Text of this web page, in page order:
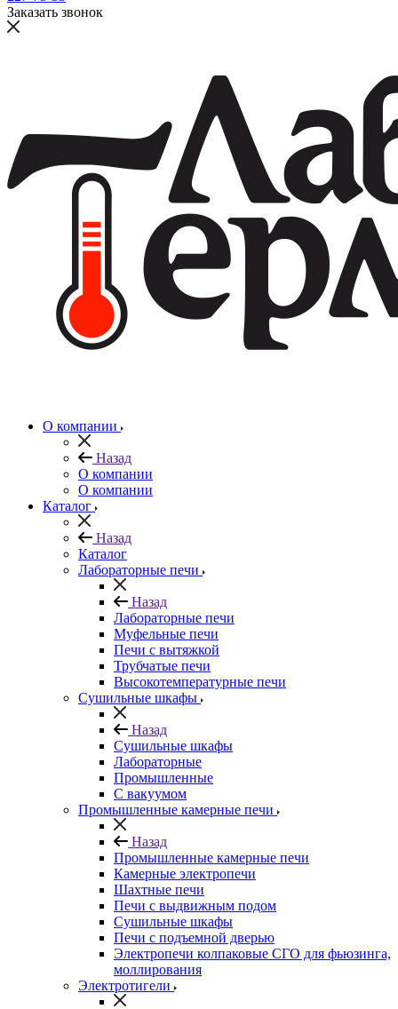
Заказать звонок
О компании
Назад
О компании
О компании
Каталог
Назад
Каталог
Лабораторные печи
Назад
Лабораторные печи
Муфельные печи
Печи с вытяжкой
Трубчатые печи
Высокотемпературные печи
Сушильные шкафы
Назад
Сушильные шкафы
Лабораторные
Промышленные
С вакуумом
Промышленные камерные печи
Назад
Промышленные камерные печи
Камерные электропечи
Шахтные печи
Печи с выдвижным подом
Сушильные шкафы
Печи с подъемной дверью
Электропечи колпаковые СГО для фьюзинга,
моллирования
Электротигели